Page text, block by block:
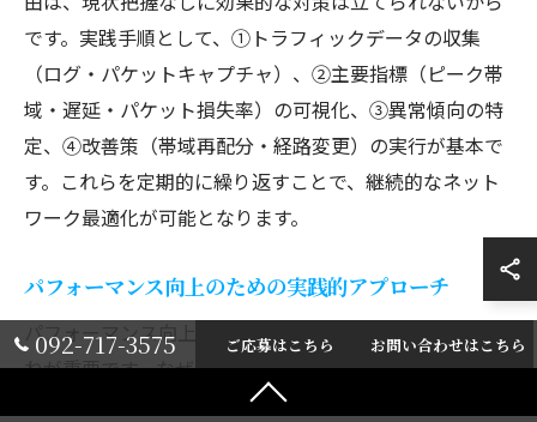
です。実践手順として、①トラフィックデータの収集
（ログ・パケットキャプチャ）、②主要指標（ピーク帯
域・遅延・パケット損失率）の可視化、③異常傾向の特
定、④改善策（帯域再配分・経路変更）の実行が基本で
す。これらを定期的に繰り返すことで、継続的なネット
ワーク最適化が可能となります。
パフォーマンス向上のための実践的アプローチ
パフォーマンス向上には、実践的なアプローチの積み重
ねが重要です。なぜなら、理論だけでは現場の課題解決
に直結しないからです。代表的な施策は、トラフィック
092-717-3575 ご応募はこちら お問い合わせはこちら